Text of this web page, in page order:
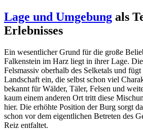
Lage und Umgebung als
Erlebnisses
Ein wesentlicher Grund für die große
Falkenstein im Harz liegt in ihrer Lage.
Felsmassiv oberhalb des Selketals und
Landschaft ein, die selbst schon viel
bekannt für Wälder, Täler, Felsen und
kaum einem anderen Ort tritt diese
hier. Die erhöhte Position der Burg sorgt
schon vor dem eigentlichen Betreten des
Reiz entfaltet.